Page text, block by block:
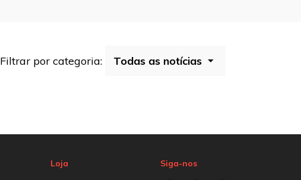
Filtrar por categoria:
Loja Siga-nos